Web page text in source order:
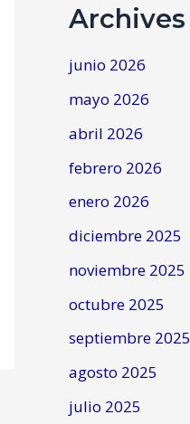
Archives
junio 2026
mayo 2026
abril 2026
febrero 2026
enero 2026
diciembre 2025
noviembre 2025
octubre 2025
septiembre 2025
agosto 2025
julio 2025